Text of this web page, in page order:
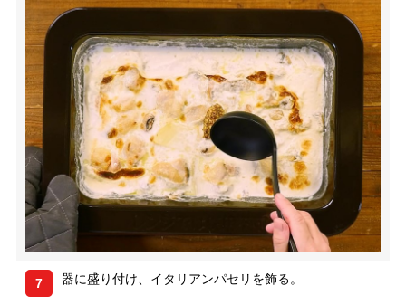
7 器に盛り付け、イタリアンパセリを飾る。